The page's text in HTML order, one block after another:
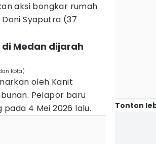
aksi bongkar rumah
Syaputra (37
Medan dijarah
Kota)
oleh Kanit
Pelapor baru
4 Mei 2026 lalu.
Tonton